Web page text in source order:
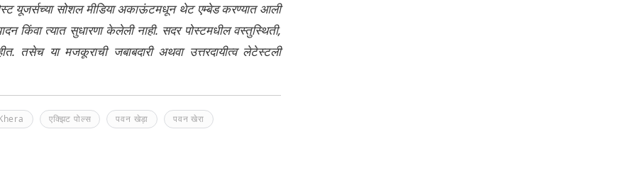
यूजर्सच्या सोशल मीडिया अकाऊंटमधून थेट एम्बेड करण्यात आली
किंवा त्यात सुधारणा केलेली नाही. सदर पोस्टमधील वस्तुस्थिती,
तसेच या मजकूराची जबाबदारी अथवा उत्तरदायीत्व लेटेस्टली
एक्झिट पोल्स पवन खेड़ा पवन खेरा